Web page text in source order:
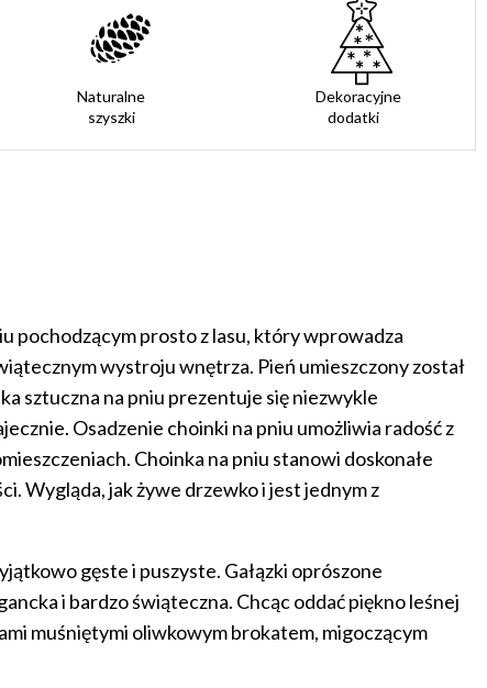
Naturalne
szyszki
Dekoracyjne
dodatki
pochodzącym prosto z lasu, który wprowadza
wystroju wnętrza. Pień umieszczony został
sztuczna na pniu prezentuje się niezwykle
Osadzenie choinki na pniu umożliwia radość z
Choinka na pniu stanowi doskonałe
Wygląda, jak żywe drzewko i jest jednym z
gęste i puszyste. Gałązki oprószone
i bardzo świąteczna. Chcąc oddać piękno leśnej
muśniętymi oliwkowym brokatem, migoczącym